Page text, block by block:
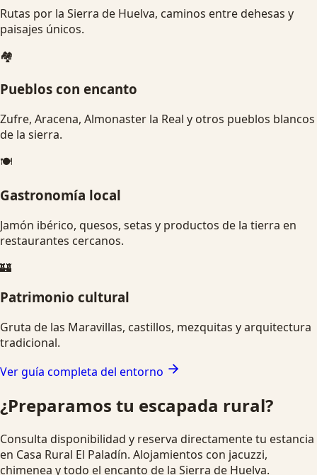
Rutas por la Sierra de Huelva, caminos entre dehesas y
paisajes únicos.
🏘️
Pueblos con encanto
Zufre, Aracena, Almonaster la Real y otros pueblos blancos
de la sierra.
🍽️
Gastronomía local
Jamón ibérico, quesos, setas y productos de la tierra en
restaurantes cercanos.
🏰
Patrimonio cultural
Gruta de las Maravillas, castillos, mezquitas y arquitectura
tradicional.
Ver guía completa del entorno
¿Preparamos tu escapada rural?
Consulta disponibilidad y reserva directamente tu estancia
en Casa Rural El Paladín. Alojamientos con jacuzzi,
chimenea y todo el encanto de la Sierra de Huelva.